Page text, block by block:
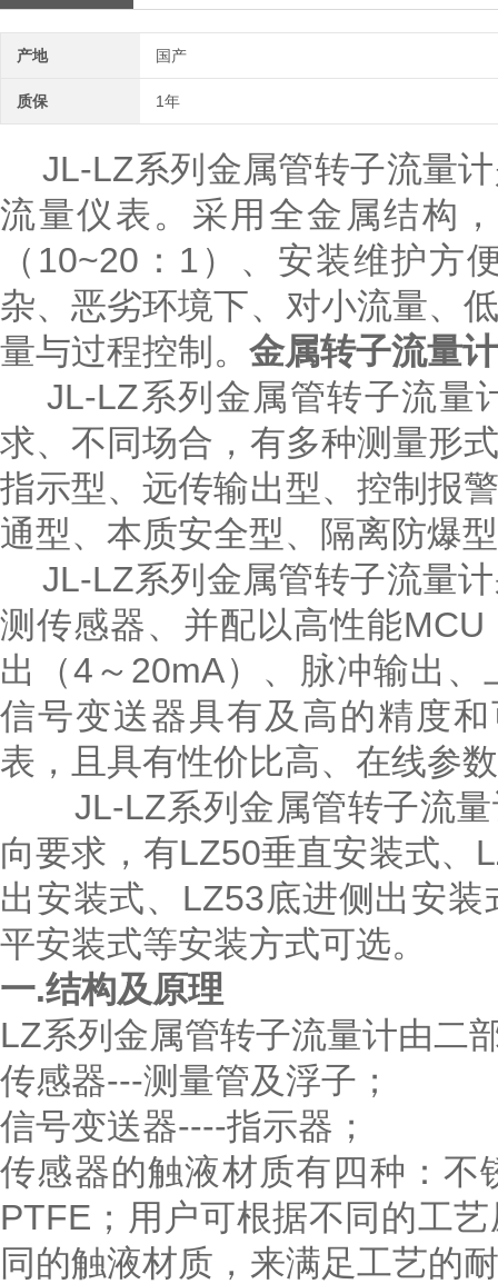
产地 国产
质保 1年
JL-LZ系列金属管转子流量
流量仪表。采用全金属结构
（10~20：1）、安装维护方
杂、恶劣环境下、对小流量、
量与过程控制。 金属转子流量计
JL-LZ系列金属管转子流量
求、不同场合，有多种测量形
指示型、远传输出型、控制报
通型、本质安全型、隔离防爆
JL-LZ系列金属管转子流量
测传感器、并配以高性能
出（4～20mA）、脉冲输出
信号变送器具有及高的精度
表，且具有性价比高、在线参
JL-LZ系列金属管转子流量
向要求，有LZ50垂直安装式、
出安装式、LZ53底进侧出安
平安装式等安装方式可选。
一.结构及原理
LZ系列金属管转子流量计由二
传感器---测量管及浮子；
信号变送器----指示器；
传感器的触液材质有四种：
PTFE；用户可根据不同的工
同的触液材质，来满足工艺的